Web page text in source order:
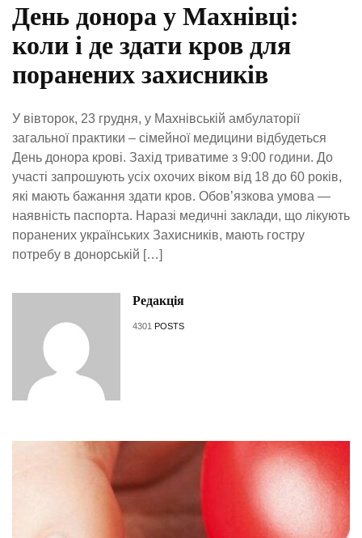
День донора у Махнівці:
коли і де здати кров для
поранених захисників
У вівторок, 23 грудня, у Махнівській амбулаторії
загальної практики – сімейної медицини відбудеться
День донора крові. Захід триватиме з 9:00 години. До
участі запрошують усіх охочих віком від 18 до 60 років,
які мають бажання здати кров. Обов’язкова умова —
наявність паспорта. Наразі медичні заклади, що лікують
поранених українських Захисників, мають гостру
потребу в донорській […]
Редакція
4301 POSTS